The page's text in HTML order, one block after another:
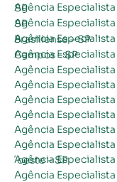
Agência Especialista na Criação de Site em Alvinlândia – SP
Agência Especialista na Criação de Site em Americana – SP
Agência Especialista na Criação de Site em Américo Brasiliense – SP
Agência Especialista na Criação de Site em Américo de Campos – SP
Agência
Agência
Agência
Agência
Agência
Agência
Agência Especialista na Criação de Site em Aparecida D´oeste – SP
Agência